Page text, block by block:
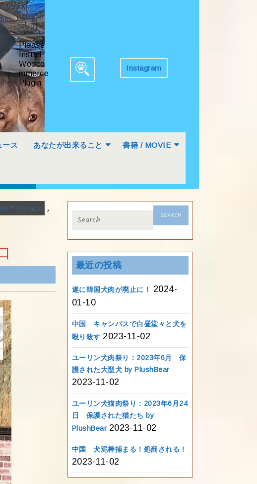
Please
Install
Wooco
mmerce
Plugin
Search
InstagramGet
ース あなたが出来ること 書籍 / MOVIE
アクション ,
for:
最近の投稿
遂に韓国犬肉が廃止に！
2024-
01-10
中国 キャンパスで白昼堂々と犬を
殴り殺す 2023-11-02
ユーリン犬肉祭り：2023年6月 保
護された大型犬 by PlushBear
2023-11-02
ユーリン犬猫肉祭り：2023年6月24
日 保護された猫たち by
PlushBear 2023-11-02
中国 犬泥棒捕まる！処罰される！
2023-11-02